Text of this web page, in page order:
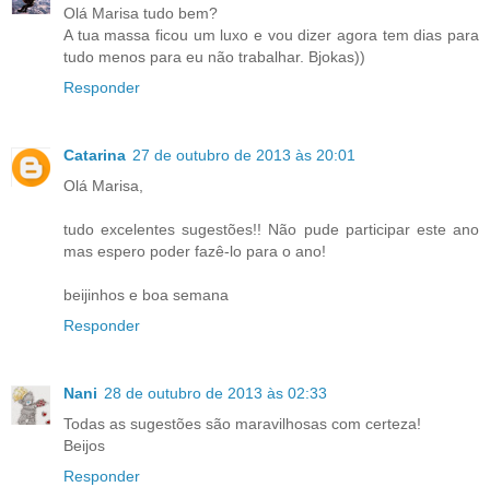
Olá Marisa tudo bem?
A tua massa ficou um luxo e vou dizer agora tem dias para
tudo menos para eu não trabalhar. Bjokas))
Responder
Catarina 27 de outubro de 2013 às 20:01
Olá Marisa,
tudo excelentes sugestões!! Não pude participar este ano
mas espero poder fazê-lo para o ano!
beijinhos e boa semana
Responder
Nani 28 de outubro de 2013 às 02:33
Todas as sugestões são maravilhosas com certeza!
Beijos
Responder